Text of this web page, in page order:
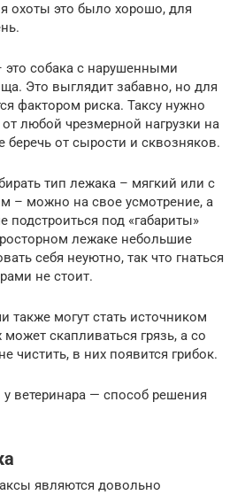
охоты это было хорошо, для
это собака с нарушенными
Это выглядит забавно, но для
фактором риска. Таксу нужно
от любой чрезмерной нагрузки на
беречь от сырости и сквозняков.
тип лежака – мягкий или с
– можно на свое усмотрение, а
подстроиться под «габариты»
лежаке небольшие
себя неуютно, так что гнаться
не стоит.
также могут стать источником
скапливаться грязь, а со
чистить, в них появится грибок.
ветеринара — способ решения
являются довольно